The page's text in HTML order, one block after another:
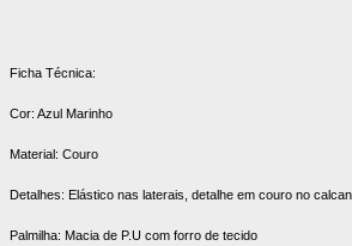
Ficha Técnica:
Cor: Azul Marinho
Material: Couro
Detalhes: Elástico nas laterais, detalhe em couro no
Palmilha: Macia de P.U com forro de tecido